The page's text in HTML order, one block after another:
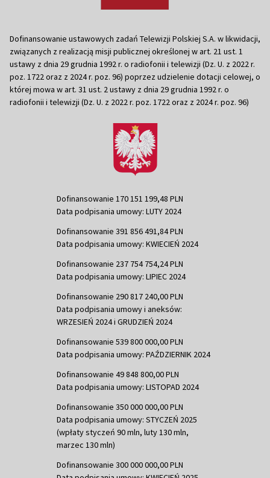
Dofinansowanie ustawowych zadań Telewizji Polskiej S.A. w likwidacji,
związanych z realizacją misji publicznej określonej w art. 21 ust. 1
ustawy z dnia 29 grudnia 1992 r. o radiofonii i telewizji (Dz. U. z 2022 r.
poz. 1722 oraz z 2024 r. poz. 96) poprzez udzielenie dotacji celowej, o
której mowa w art. 31 ust. 2 ustawy z dnia 29 grudnia 1992 r. o
radiofonii i telewizji (Dz. U. z 2022 r. poz. 1722 oraz z 2024 r. poz. 96)
Dofinansowanie 170 151 199,48 PLN
Data podpisania umowy: LUTY 2024
Dofinansowanie 391 856 491,84 PLN
Data podpisania umowy: KWIECIEŃ 2024
Dofinansowanie 237 754 754,24 PLN
Data podpisania umowy: LIPIEC 2024
Dofinansowanie 290 817 240,00 PLN
Data podpisania umowy i aneksów:
WRZESIEŃ 2024 i GRUDZIEŃ 2024
Dofinansowanie 539 800 000,00 PLN
Data podpisania umowy: PAŹDZIERNIK 2024
Dofinansowanie 49 848 800,00 PLN
Data podpisania umowy: LISTOPAD 2024
Dofinansowanie 350 000 000,00 PLN
Data podpisania umowy: STYCZEŃ 2025
(wpłaty styczeń 90 mln, luty 130 mln,
marzec 130 mln)
Dofinansowanie 300 000 000,00 PLN